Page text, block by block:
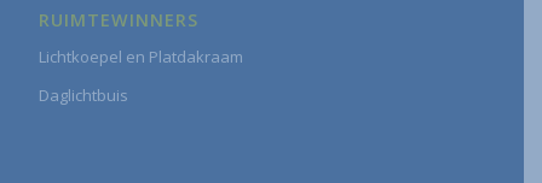
RUIMTEWINNERS
Lichtkoepel en Platdakraam
Daglichtbuis